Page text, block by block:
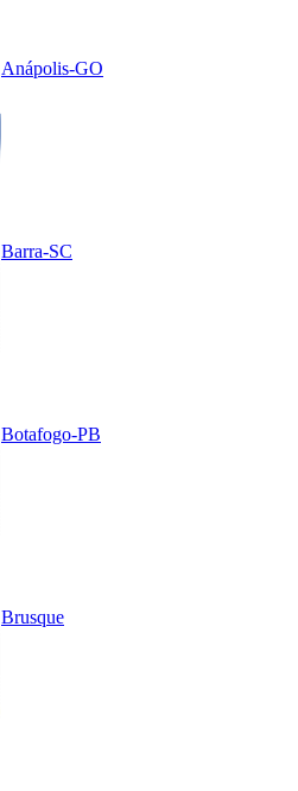
Anápolis-GO
Barra-SC
Botafogo-PB
Brusque